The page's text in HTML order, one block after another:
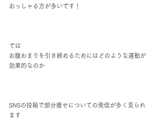
おっしゃる方が多いです！
では
お腹わまりを引き締めるためにはどのような運動が
効果的なのか
SNSの投稿で部分痩せについての発信が多く見られ
ます